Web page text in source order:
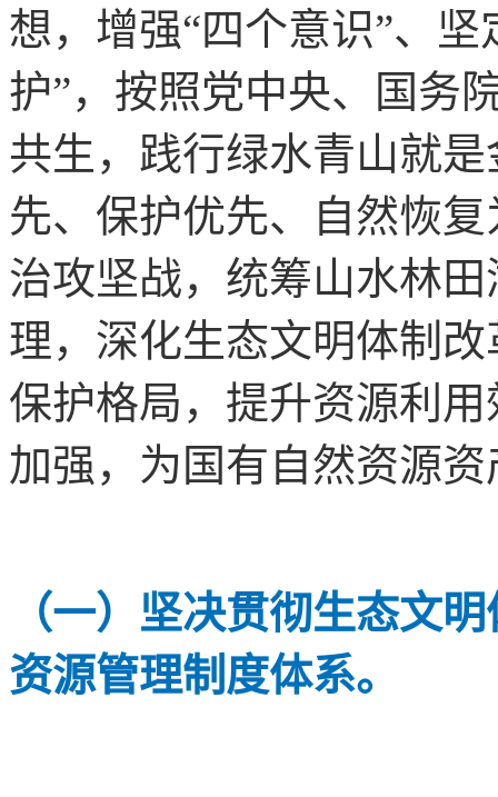
想，增强“四个意识”、
护”，按照党中央、国务
共生，践行绿水青山就
先、保护优先、自然恢
治攻坚战，统筹山水林
理，深化生态文明体制
保护格局，提升资源利
加强，为国有自然资源
（一）坚决贯彻生态文
资源管理制度体系。